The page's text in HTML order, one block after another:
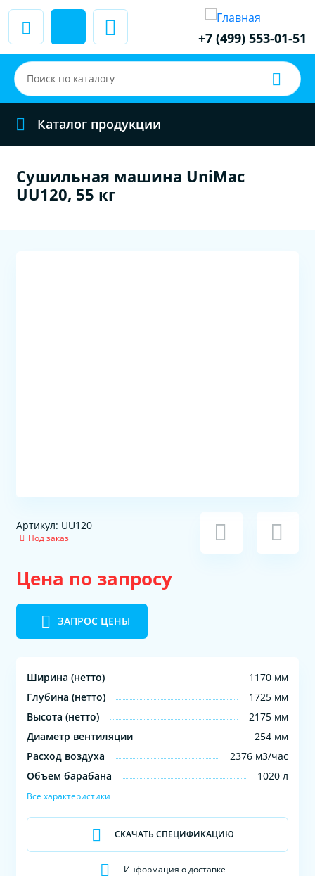
+7 (499) 553-01-51
Каталог продукции
Сушильная машина UniMac
UU120, 55 кг
Артикул: UU120
Под заказ
Цена по запросу
ЗАПРОС ЦЕНЫ
Ширина (нетто)
1170 мм
Глубина (нетто)
1725 мм
Высота (нетто)
2175 мм
Диаметр вентиляции
254 мм
Расход воздуха
2376 м3/час
Объем барабана
1020 л
Все характеристики
СКАЧАТЬ СПЕЦИФИКАЦИЮ
Информация о доставке